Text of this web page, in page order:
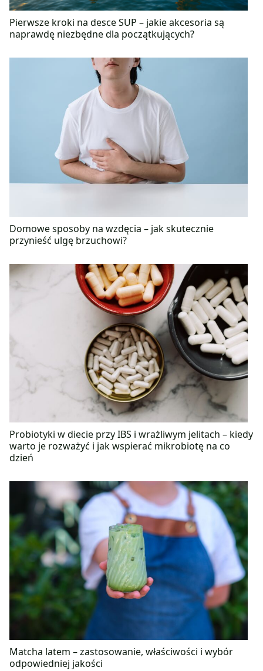
Pierwsze kroki na desce SUP – jakie akcesoria są
naprawdę niezbędne dla początkujących?
Domowe sposoby na wzdęcia – jak skutecznie
przynieść ulgę brzuchowi?
Probiotyki w diecie przy IBS i wrażliwym jelitach – kiedy
warto je rozważyć i jak wspierać mikrobiotę na co
dzień
Matcha latem – zastosowanie, właściwości i wybór
odpowiedniej jakości